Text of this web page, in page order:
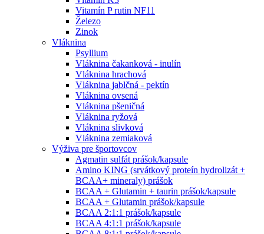
Vitamín P rutin NF11
Železo
Zinok
Vláknina
Psyllium
Vláknina čakanková - inulín
Vláknina hrachová
Vláknina jablčná - pektín
Vláknina ovsená
Vláknina pšeničná
Vláknina ryžová
Vláknina slivková
Vláknina zemiaková
Výživa pre športovcov
Agmatin sulfát prášok/kapsule
Amino KING (srvátkový proteín hydrolizát +
BCAA+ mineraly) prášok
BCAA + Glutamin + taurin prášok/kapsule
BCAA + Glutamin prášok/kapsule
BCAA 2:1:1 prášok/kapsule
BCAA 4:1:1 prášok/kapsule